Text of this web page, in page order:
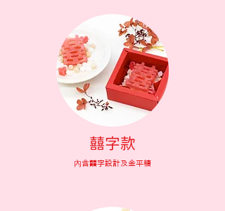
​囍字款
內含囍字設計及金平糖